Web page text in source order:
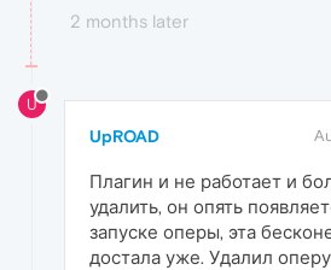
2 months later
U
UpROAD
Плагин и не работает и
удалить, он опять
запуске оперы, эта
достала уже. Удалил